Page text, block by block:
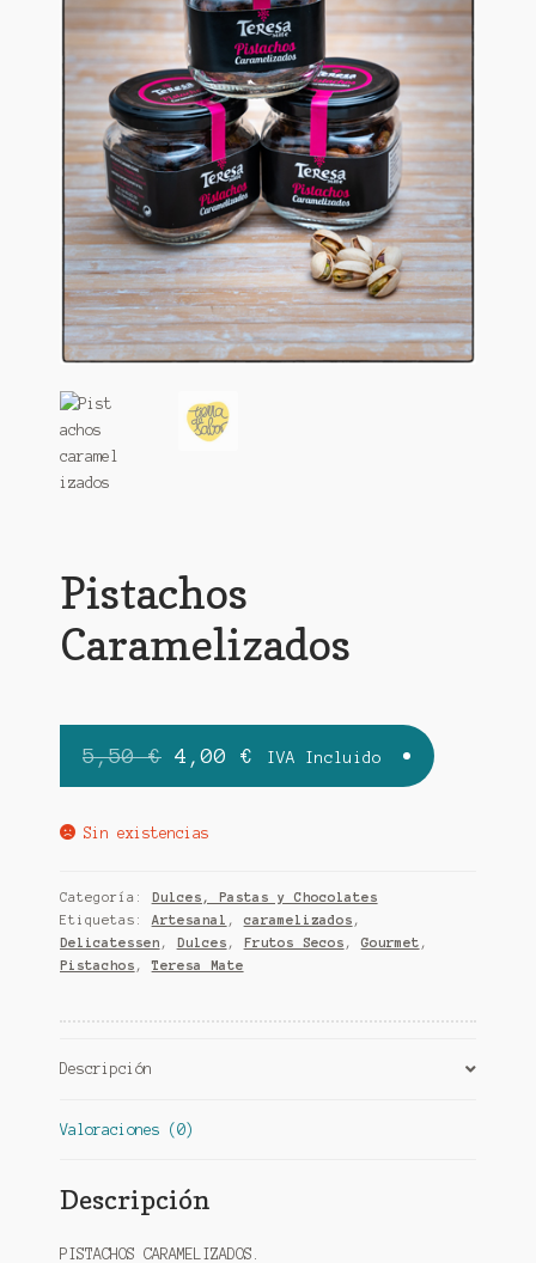
Pistachos
Caramelizados
5,50€ El
precio
original
5,50 €.
4,00 € El
precio
4,00 €.
IVA Incluido
Sin existencias
Categoría: Dulces, Pastas y Chocolates
Etiquetas: Artesanal , caramelizados ,
Delicatessen , Dulces , Frutos Secos , Gourmet ,
Pistachos ,Teresa Mate
Descripción
Valoraciones (0)
Descripción
PISTACHOS CARAMELIZADOS.